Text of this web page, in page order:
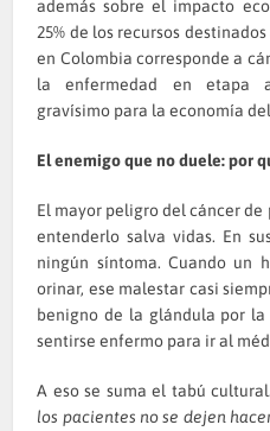
además sobre el impacto
25% de los recursos
en Colombia corresponde a
la enfermedad en etapa
gravísimo para la economía
El enemigo que no duele: por
El mayor peligro del cáncer de
entenderlo salva vidas. En
ningún síntoma. Cuando un
orinar, ese malestar casi
benigno de la glándula por la
sentirse enfermo para ir al
A eso se suma el tabú cultural.
los pacientes no se dejen